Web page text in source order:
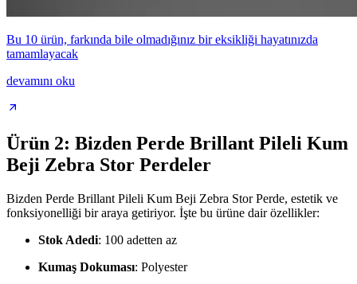
Bu 10 ürün, farkında bile olmadığınız bir eksikliği hayatınızda
tamamlayacak
devamını oku
Ürün 2: Bizden Perde Brillant Pileli Kum
Beji Zebra Stor Perdeler
Bizden Perde Brillant Pileli Kum Beji Zebra Stor Perde, estetik ve
fonksiyonelliği bir araya getiriyor. İşte bu ürüne dair özellikler:
Stok Adedi: 100 adetten az
Kumaş Dokuması: Polyester